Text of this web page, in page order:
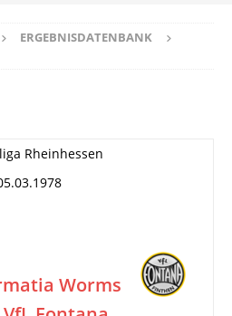
ERGEBNISDATENBANK
Rheinhessen
Worms